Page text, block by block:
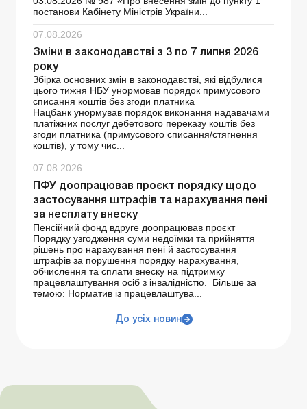
постанови Кабінету Міністрів України...
07.08.2026
Зміни в законодавстві з 3 по 7 липня 2026
року
Збірка основних змін в законодавстві, які відбулися
цього тижня НБУ унормовав порядок примусового
списання коштів без згоди платника
Нацбанк унормував порядок виконання надавачами
платіжних послуг дебетового переказу коштів без
згоди платника (примусового списання/стягнення
коштів), у тому чис...
07.08.2026
ПФУ доопрацював проєкт порядку щодо
застосування штрафів та нарахування пені
за несплату внеску
Пенсійний фонд вдруге доопрацював проєкт
Порядку узгодження суми недоїмки та прийняття
рішень про нарахування пені й застосування
штрафів за порушення порядку нарахування,
обчислення та сплати внеску на підтримку
працевлаштування осіб з інвалідністю. Більше за
темою: Норматив із працевлаштува...
До усіх новин